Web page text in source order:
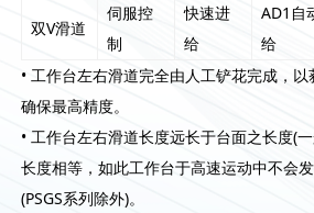
双V滑道
伺服控
制
快速进
给
AD1自
给
• 工作台左右滑道完全由人工铲花完成，
确保最高精度。
• 工作台左右滑道长度远长于台面之长度(
长度相等，如此工作台于高速运动中不会
(PSGS系列除外)。